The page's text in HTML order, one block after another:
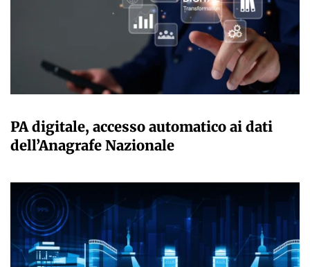
PA digitale, accesso automatico ai dati
dell’Anagrafe Nazionale